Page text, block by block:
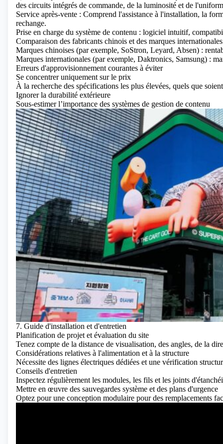
des circuits intégrés de commande, de la luminosité et de
Service après-vente : Comprend l'assistance à l'installation, la
rechange.
Prise en charge du système de contenu : logiciel intuitif,
Comparaison des fabricants chinois et des marques internationales
Marques chinoises (par exemple, SoStron, Leyard, Absen) :
Marques internationales (par exemple, Daktronics, Samsung) :
Erreurs d'approvisionnement courantes à éviter
Se concentrer uniquement sur le prix
À la recherche des spécifications les plus élevées, quels que
Ignorer la durabilité extérieure
Sous-estimer l’importance des systèmes de gestion de contenu
7. Guide d'installation et d'entretien
Planification de projet et évaluation du site
Tenez compte de la distance de visualisation, des angles, de la
Considérations relatives à l'alimentation et à la structure
Nécessite des lignes électriques dédiées et une vérification
Conseils d'entretien
Inspectez régulièrement les modules, les fils et les joints
Mettre en œuvre des sauvegardes système et des plans d'urgence
Optez pour une conception modulaire pour des remplacements